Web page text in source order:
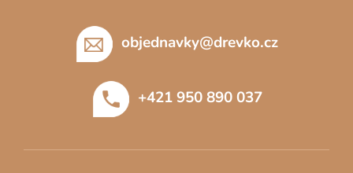
objednavky@drevko.cz
+421 950 890 037